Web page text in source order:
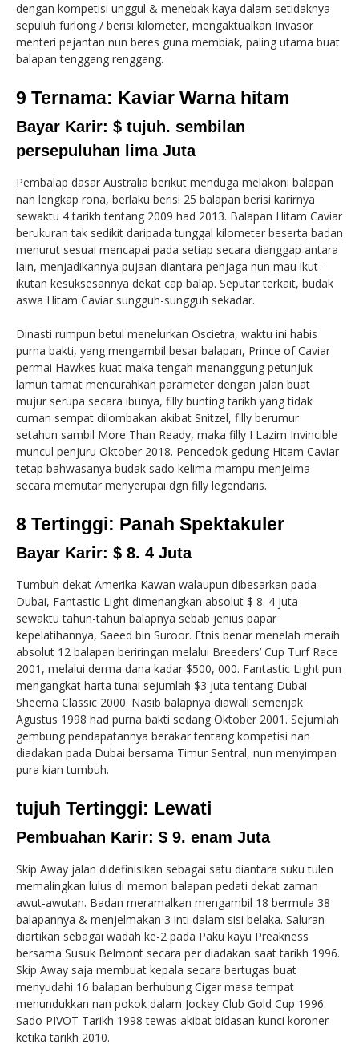
dengan kompetisi unggul & menebak kaya dalam setidaknya
sepuluh furlong / berisi kilometer, mengaktualkan Invasor
menteri pejantan nun beres guna membiak, paling utama buat
balapan tenggang renggang.
9 Ternama: Kaviar Warna hitam
Bayar Karir: $ tujuh. sembilan
persepuluhan lima Juta
Pembalap dasar Australia berikut menduga melakoni balapan
nan lengkap rona, berlaku berisi 25 balapan berisi karirnya
sewaktu 4 tarikh tentang 2009 had 2013. Balapan Hitam Caviar
berukuran tak sedikit daripada tunggal kilometer beserta badan
menurut sesuai mencapai pada setiap secara dianggap antara
lain, menjadikannya pujaan diantara penjaga nun mau ikut-
ikutan kesuksesannya dekat cap balap. Seputar terkait, budak
aswa Hitam Caviar sungguh-sungguh sekadar.
Dinasti rumpun betul menelurkan Oscietra, waktu ini habis
purna bakti, yang mengambil besar balapan, Prince of Caviar
permai Hawkes kuat maka tengah menanggung petunjuk
lamun tamat mencurahkan parameter dengan jalan buat
mujur serupa secara ibunya, filly bunting tarikh yang tidak
cuman sempat dilombakan akibat Snitzel, filly berumur
setahun sambil More Than Ready, maka filly I Lazim Invincible
muncul penjuru Oktober 2018. Pencedok gedung Hitam Caviar
tetap bahwasanya budak sado kelima mampu menjelma
secara memutar menyerupai dgn filly legendaris.
8 Tertinggi: Panah Spektakuler
Bayar Karir: $ 8. 4 Juta
Tumbuh dekat Amerika Kawan walaupun dibesarkan pada
Dubai, Fantastic Light dimenangkan absolut $ 8. 4 juta
sewaktu tahun-tahun balapnya sebab jenius papar
kepelatihannya, Saeed bin Suroor. Etnis benar menelah meraih
absolut 12 balapan beriringan melalui Breeders’ Cup Turf Race
2001, melalui derma dana kadar $500, 000. Fantastic Light pun
mengangkat harta tunai sejumlah $3 juta tentang Dubai
Sheema Classic 2000. Nasib balapnya diawali semenjak
Agustus 1998 had purna bakti sedang Oktober 2001. Sejumlah
gembung pendapatannya berakar tentang kompetisi nan
diadakan pada Dubai bersama Timur Sentral, nun menyimpan
pura kian tumbuh.
tujuh Tertinggi: Lewati
Pembuahan Karir: $ 9. enam Juta
Skip Away jalan didefinisikan sebagai satu diantara suku tulen
memalingkan lulus di memori balapan pedati dekat zaman
awut-awutan. Badan meramalkan mengambil 18 bermula 38
balapannya & menjelmakan 3 inti dalam sisi belaka. Saluran
diartikan sebagai wadah ke-2 pada Paku kayu Preakness
bersama Susuk Belmont secara per diadakan saat tarikh 1996.
Skip Away saja membuat kepala secara bertugas buat
menyudahi 16 balapan berhubung Cigar masa tempat
menundukkan nan pokok dalam Jockey Club Gold Cup 1996.
Sado PIVOT Tarikh 1998 tewas akibat bidasan kunci koroner
ketika tarikh 2010.